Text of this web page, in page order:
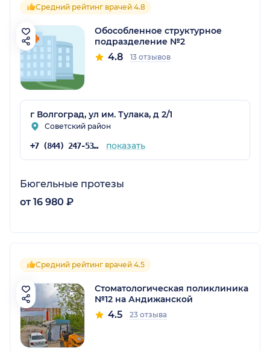
Средний рейтинг врачей 4.8
Обособленное структурное
подразделение №2
4.8 13 отзывов
г Волгоград, ул им. Тулака, д 2/1
Советский район
+7 (844) 247-53-39 показать
Бюгельные протезы
от 16 980 ₽
Средний рейтинг врачей 4.5
Стоматологическая поликлиника
№12 на Андижанской
4.5 23 отзыва